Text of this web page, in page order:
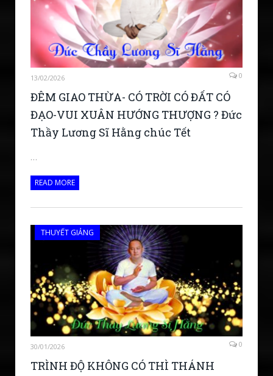
13/02/2026 0
ĐÊM GIAO THỪA- CÓ TRỜI CÓ ĐẤT CÓ
ĐẠO-VUI XUÂN HƯỚNG THƯỢNG ? Đức
Thầy Lương Sĩ Hằng chúc Tết
…
READ MORE
THUYẾT GIẢNG
30/01/2026 0
TRÌNH ĐỘ KHÔNG CÓ THÌ THÁNH